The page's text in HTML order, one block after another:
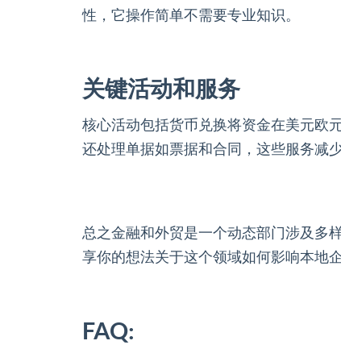
性，它操作简单不需要专业知识。
关键活动和服务
核心活动包括货币兑换将资金在美元欧
还处理单据如票据和合同，这些服务减
总之金融和外贸是一个动态部门涉及多
享你的想法关于这个领域如何影响本地
FAQ: